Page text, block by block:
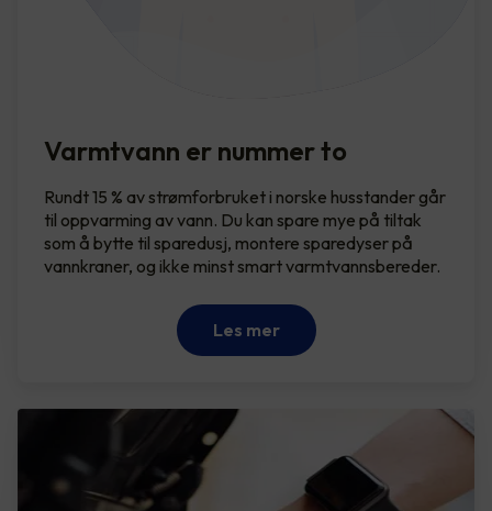
Varmtvann er nummer to
Rundt 15 % av strømforbruket i norske husstander går
til oppvarming av vann. Du kan spare mye på tiltak
som å bytte til sparedusj, montere sparedyser på
vannkraner, og ikke minst smart varmtvannsbereder.
Les mer